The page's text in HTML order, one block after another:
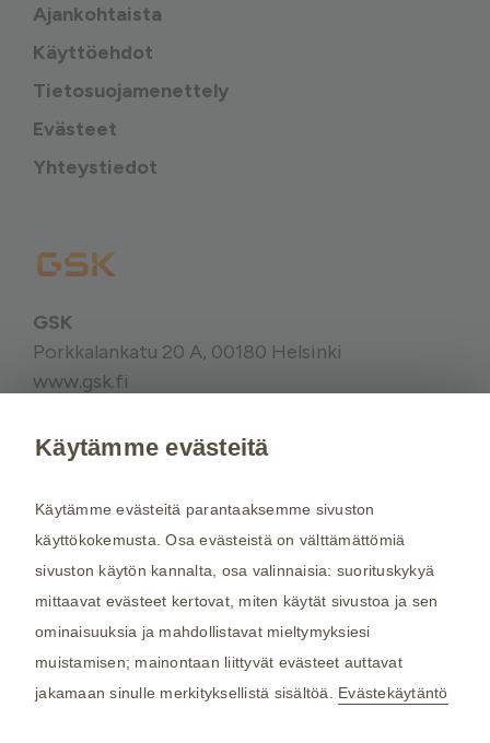
Ajankohtaista
Käyttöehdot
Tietosuojamenettely
Evästeet
Yhteystiedot
GSK
Porkkalankatu 20 A, 00180 Helsinki
www.gsk.fi
ammattilaiselta. Rokotussuositukset perustuvat
THL:nsuosituksiin. Maakohtaiset
rokotussuositukset perustuvatMatkailijan
terveysoppaaseen, jota toimittaa Kustannus Oy
Duodecim (aiemmin THL). Tarkistamme
maakohtaiset rokotesuositukset kahdesti
vuodessa.
Käytämme evästeitä
Käytämme evästeitä parantaaksemme sivuston
käyttökokemusta. Osa evästeistä on välttämättömiä
sivuston käytön kannalta, osa valinnaisia: suorituskykyä
mittaavat evästeet kertovat, miten käytät sivustoa ja sen
ominaisuuksia ja mahdollistavat mieltymyksiesi
muistamisen; mainontaan liittyvät evästeet auttavat
jakamaan sinulle merkityksellistä sisältöä. Evästekäytäntö